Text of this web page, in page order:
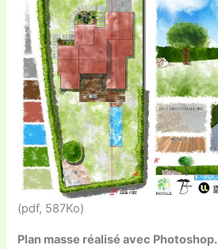
(pdf, 587Ko)
Plan masse réalisé avec Photoshop.